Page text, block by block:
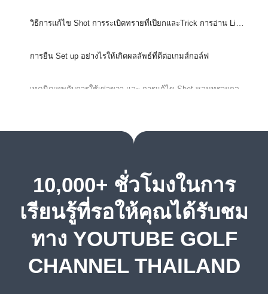
การยืน Set up อย่างไรให้เกิดผลลัพธ์ที่ดีต่อเกมส์กอล์ฟ
หากรู้เทคนิคเหล่านี้ การตีให้เกาะธงก็ไม่ใช่เรื่องยาก
Trick การตีให้ไกลและตรง ต้องทำอย่างไร จากเทพโจ๊ก
10,000+ ชั่วโมงในการ
เรียนรู้ที่รอให้คุณได้รับชม
ทาง YOUTUBE GOLF
CHANNEL THAILAND